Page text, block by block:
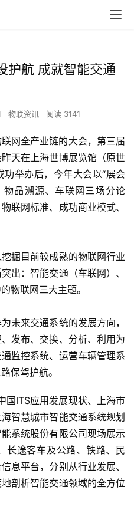
护航 成就智能交通
物联资讯 阅读 3141
全产业链的大会，第三届
天在上海世博展览馆（原世
举办后，今年大会以“展会
品溯源、车联网三场分论
联网标准、成功商业模式、
目前较成熟的物联网行业
出：智能交通（车联网）、
物联网三大主题。
来交通系统的发展方向，
发布、交换、分析、利用为
监控系统、运营车辆管理系
保驾护航。
ITS应用发展现状、上海市
智慧城市智能交通系统规划
系统股份有限公司现场展示
长途客车及公路、铁路、民
息平台，分别从行业发展、
剖析智能交通领域的全方位